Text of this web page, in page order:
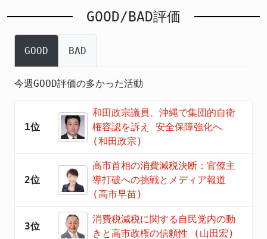
GOOD/BAD評価
GOOD BAD
今週GOOD評価の多かった活動
1位
和田政宗議員、沖縄で集団的自衛
権容認を訴え 安全保障強化へ
(和田政宗)
2位
高市首相の消費減税決断：官僚主
導打破への挑戦とメディア報道
(高市早苗)
3位
消費税減税に関する自民党内の動
きと高市政権の信頼性 (山田宏)